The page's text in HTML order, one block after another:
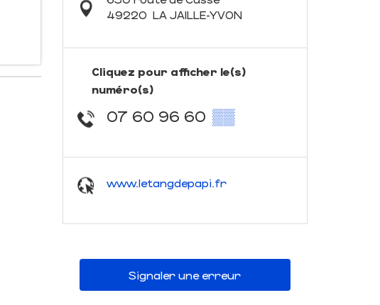
49220 LA JAILLE-YVON
Cliquez pour afficher le(s)
numéro(s)
07 60 96 60 ▒▒
www.letangdepapi.fr
Signaler une erreur